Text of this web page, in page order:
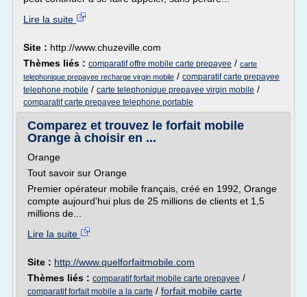
Lire la suite
Site : http://www.chuzeville.com
Thèmes liés : comparatif offre mobile carte prepayee / carte
telephonique prepayee recharge virgin mobile / comparatif carte prepayee
telephone mobile / carte telephonique prepayee virgin mobile /
comparatif carte prepayee telephone portable
Comparez et trouvez le forfait mobile
Orange à choisir en ...
Orange
Tout savoir sur Orange
Premier opérateur mobile français, créé en 1992, Orange
compte aujourd'hui plus de 25 millions de clients et 1,5
millions de...
Lire la suite
Site : http://www.quelforfaitmobile.com
Thèmes liés : comparatif forfait mobile carte prepayee /
comparatif forfait mobile a la carte / forfait mobile carte